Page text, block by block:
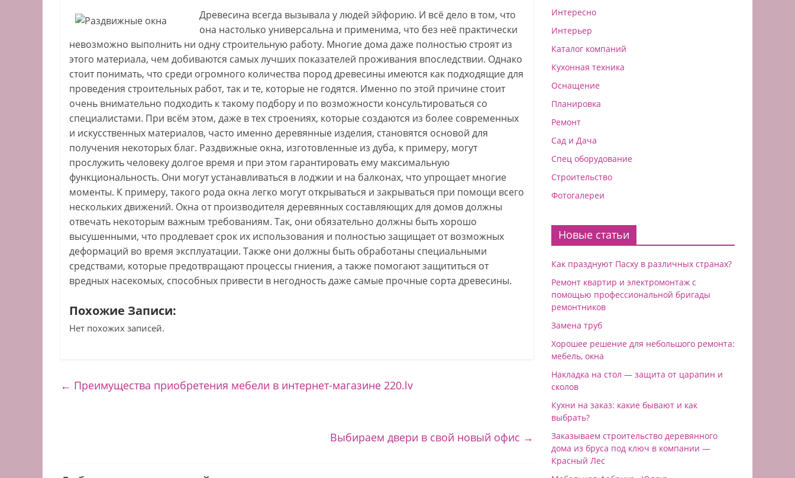
Древесина всегда вызывала у людей эйфорию. И всё дело в том, что
она настолько универсальна и применима, что без неё практически
невозможно выполнить ни одну строительную работу. Многие дома даже полностью строят из
этого материала, чем добиваются самых лучших показателей проживания впоследствии. Однако
стоит понимать, что среди огромного количества пород древесины имеются как подходящие для
проведения строительных работ, так и те, которые не годятся. Именно по этой причине стоит
очень внимательно подходить к такому подбору и по возможности консультироваться со
специалистами. При всём этом, даже в тех строениях, которые создаются из более современных
и искусственных материалов, часто именно деревянные изделия, становятся основой для
получения некоторых благ. Раздвижные окна, изготовленные из дуба, к примеру, могут
прослужить человеку долгое время и при этом гарантировать ему максимальную
функциональность. Они могут устанавливаться в лоджии и на балконах, что упрощает многие
моменты. К примеру, такого рода окна легко могут открываться и закрываться при помощи всего
нескольких движений. Окна от производителя деревянных составляющих для домов должны
отвечать некоторым важным требованиям. Так, они обязательно должны быть хорошо
высушенными, что продлевает срок их использования и полностью защищает от возможных
деформаций во время эксплуатации. Также они должны быть обработаны специальными
средствами, которые предотвращают процессы гниения, а также помогают защититься от
вредных насекомых, способных привести в негодность даже самые прочные сорта древесины.
Похожие Записи:
Нет похожих записей.
← Преимущества приобретения мебели в интернет-магазине 220.lv
Выбираем двери в свой новый офис →
Интересно
Интерьер
Каталог компаний
Кухонная техника
Оснащение
Планировка
Ремонт
Сад и Дача
Спец оборудование
Строительство
Фотогалереи
Новые статьи
Как празднуют Пасху в различных странах?
Ремонт квартир и электромонтаж с
помощью профессиональной бригады
ремонтников
Замена труб
Хорошее решение для небольшого ремонта:
мебель, окна
Накладка на стол — защита от царапин и
сколов
Кухни на заказ: какие бывают и как
выбрать?
Заказываем строительство деревянного
дома из бруса под ключ в компании —
Красный Лес